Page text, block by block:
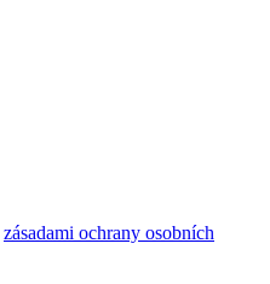
zásadami ochrany osobních